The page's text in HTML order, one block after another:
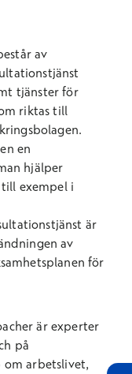
av
tjänster för
riktas till
en
hjälper
exempel i
är
av
för
är experter
på
om arbetslivet,